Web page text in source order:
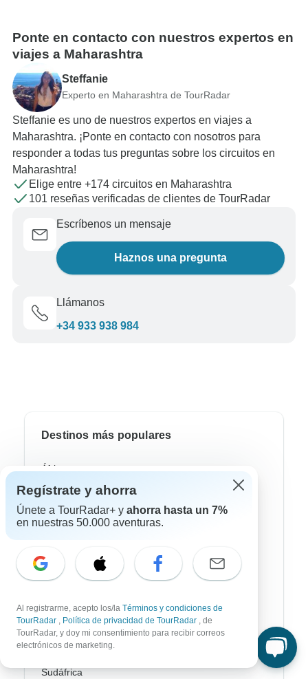
Ponte en contacto con nuestros expertos en
viajes a Maharashtra
Steffanie
Experto en Maharashtra de TourRadar
Steffanie es uno de nuestros expertos en viajes a
Maharashtra. ¡Ponte en contacto con nosotros para
responder a todas tus preguntas sobre los circuitos en
Maharashtra!
Elige entre +174 circuitos en Maharashtra
101 reseñas verificadas de clientes de TourRadar
Escríbenos un mensaje
Haznos una pregunta
Llámanos
+34 933 938 984
Destinos más populares
África
Asia
Australia / Oceanía
Latin América
Egipto
Marruecos
Sudáfrica
Regístrate y ahorra
Únete a TourRadar+ y ahorra hasta un 7%
en nuestras 50.000 aventuras.
Al registrarme, acepto los/la Términos y condiciones de
TourRadar , Política de privacidad de TourRadar , de
TourRadar, y doy mi consentimiento para recibir correos
electrónicos de marketing.